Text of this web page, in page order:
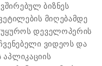
ბიზნეს
მიღებამდე
უყუროს დეველოპერის
ვიდეოს და